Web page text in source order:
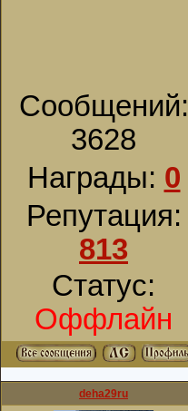
Сообщений:
3628
Награды: 0
Репутация:
813
Статус:
Оффлайн
deha29ru